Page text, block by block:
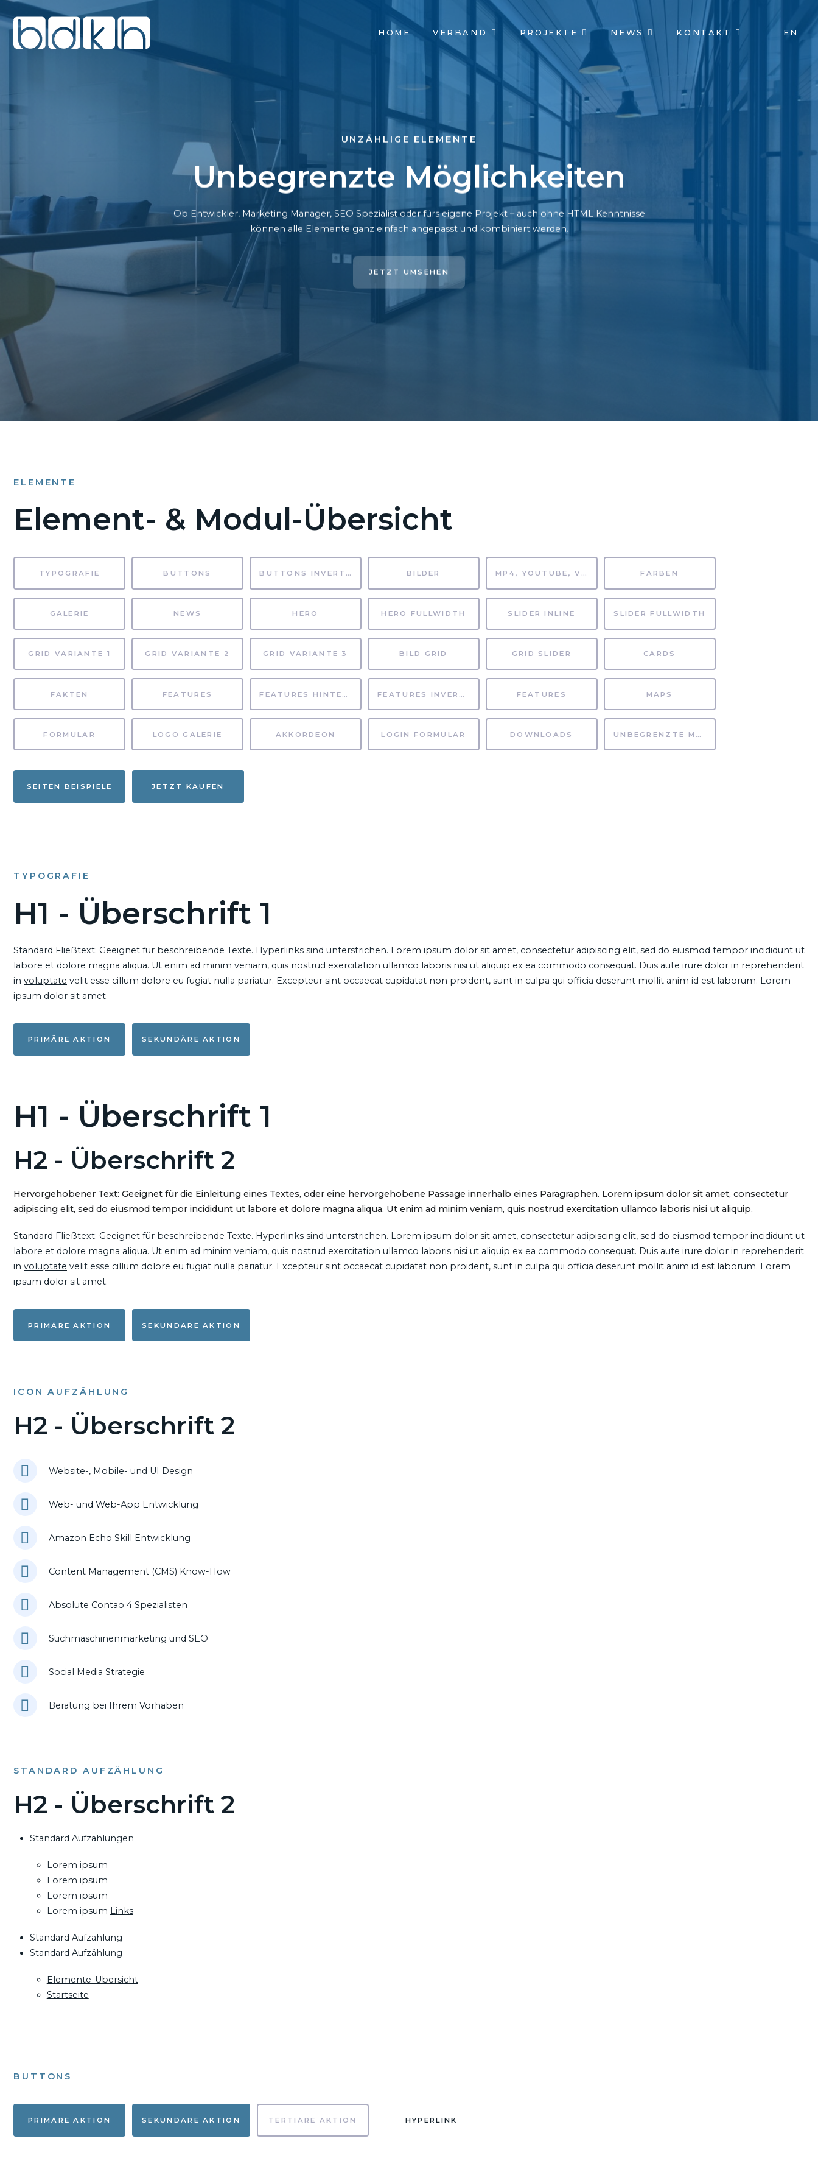
NAVIGATION
ÜBERSPRINGEN
HOME VERBAND PROJEKTE NEWS KONTAKT EN
UNZÄHLIGE ELEMENTE
Unbegrenzte Möglichkeiten
Ob Entwickler, Marketing Manager, SEO Spezialist oder fürs eigene Projekt – auch ohne HTML Kenntnisse
können alle Elemente ganz einfach angepasst und kombiniert werden.
JETZT UMSEHEN
ELEMENTE
Element- & Modul-Übersicht
TYPOGRAFIE BUTTONS BUTTONS INVERTIERT BILDER MP4, YOUTUBE, VIMEO FARBEN
GALERIE NEWS HERO HERO FULLWIDTH SLIDER INLINE SLIDER FULLWIDTH
GRID VARIANTE 1 GRID VARIANTE 2 GRID VARIANTE 3 BILD GRID GRID SLIDER CARDS
FAKTEN FEATURES FEATURES HINTERGRUND FEATURES INVERTIERT FEATURES MAPS
FORMULAR LOGO GALERIE AKKORDEON LOGIN FORMULAR DOWNLOADS UNBEGRENZTE MÖGLICHKEITEN
SEITEN BEISPIELE JETZT KAUFEN
TYPOGRAFIE
H1 - Überschrift 1
Standard Fließtext: Geeignet für beschreibende Texte. Hyperlinks sind unterstrichen. Lorem ipsum dolor sit amet, consectetur adipiscing elit, sed do eiusmod tempor incididunt ut
labore et dolore magna aliqua. Ut enim ad minim veniam, quis nostrud exercitation ullamco laboris nisi ut aliquip ex ea commodo consequat. Duis aute irure dolor in reprehenderit
in voluptate velit esse cillum dolore eu fugiat nulla pariatur. Excepteur sint occaecat cupidatat non proident, sunt in culpa qui officia deserunt mollit anim id est laborum. Lorem
ipsum dolor sit amet.
PRIMÄRE AKTION SEKUNDÄRE AKTION
H1 - Überschrift 1
H2 - Überschrift 2
Hervorgehobener Text: Geeignet für die Einleitung eines Textes, oder eine hervorgehobene Passage innerhalb eines Paragraphen. Lorem ipsum dolor sit amet, consectetur
adipiscing elit, sed do eiusmod tempor incididunt ut labore et dolore magna aliqua. Ut enim ad minim veniam, quis nostrud exercitation ullamco laboris nisi ut aliquip.
Standard Fließtext: Geeignet für beschreibende Texte. Hyperlinks sind unterstrichen. Lorem ipsum dolor sit amet, consectetur adipiscing elit, sed do eiusmod tempor incididunt ut
labore et dolore magna aliqua. Ut enim ad minim veniam, quis nostrud exercitation ullamco laboris nisi ut aliquip ex ea commodo consequat. Duis aute irure dolor in reprehenderit
in voluptate velit esse cillum dolore eu fugiat nulla pariatur. Excepteur sint occaecat cupidatat non proident, sunt in culpa qui officia deserunt mollit anim id est laborum. Lorem
ipsum dolor sit amet.
PRIMÄRE AKTION SEKUNDÄRE AKTION
ICON AUFZÄHLUNG
H2 - Überschrift 2
Website-, Mobile- und UI Design
Web- und Web-App Entwicklung
Amazon Echo Skill Entwicklung
Content Management (CMS) Know-How
Absolute Contao 4 Spezialisten
Suchmaschinenmarketing und SEO
Social Media Strategie
Beratung bei Ihrem Vorhaben
STANDARD AUFZÄHLUNG
H2 - Überschrift 2
Standard Aufzählungen
Lorem ipsum
Lorem ipsum
Lorem ipsum
Lorem ipsum Links
Standard Aufzählung
Standard Aufzählung
Elemente-Übersicht
Startseite
BUTTONS
PRIMÄRE AKTION SEKUNDÄRE AKTION TERTIÄRE AKTION HYPERLINK